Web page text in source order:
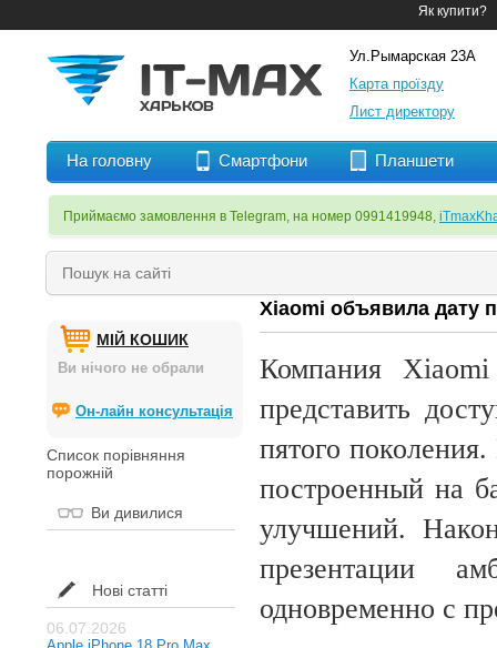
Як купити?
Ул.Рымарская 23А
Карта проїзду
Лист директору
На головну Смартфони Планшети
Приймаємо замовлення в Telegram, на номер 0991419948,
МІЙ КОШИК
Ви нічого не обрали
Он-лайн консультація
Список порівняння
порожній
Ви дивилися
Нові статті
06.07.2026
Xiaomi объявила дату
Компания
представить
пятого
построенный на
улучшений.
презентации
одновременно с